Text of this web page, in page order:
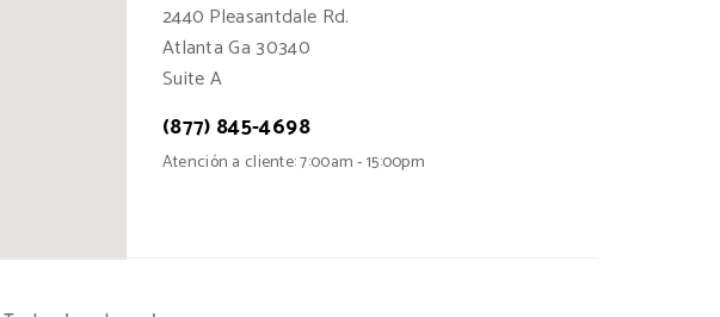
2440 Pleasantdale Rd.
Atlanta Ga 30340
Suite A
(877) 845-4698
Atención a cliente: 7:00am - 15:00pm